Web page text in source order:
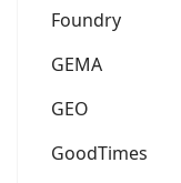
Foundry
GEMA
GEO
GoodTimes